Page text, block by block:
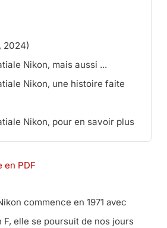
2024)
Nikon, mais aussi ...
Nikon, une histoire faite
Nikon, pour en savoir plus
PDF
commence en 1971 avec
F, elle se poursuit de nos jours